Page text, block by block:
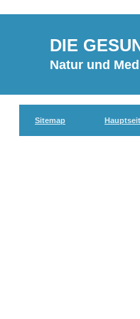
DIE
Natur und
Sitemap